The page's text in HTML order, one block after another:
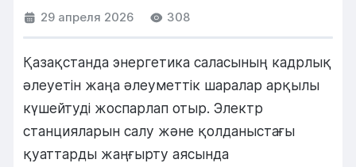
29 апреля 2026 308
Қазақстанда энергетика саласының кадрлық
әлеуетін жаңа әлеуметтік шаралар арқылы
күшейтуді жоспарлап отыр. Электр
станцияларын салу және қолданыстағы
қуаттарды жаңғырту аясында